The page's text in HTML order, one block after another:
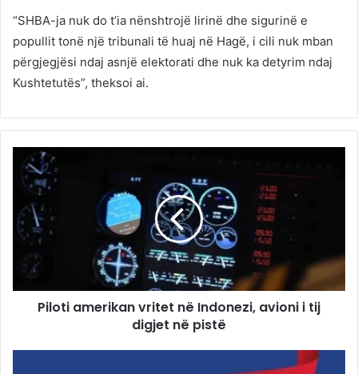
“SHBA-ja nuk do t’ia nënshtrojë lirinë dhe sigurinë e
popullit tonë një tribunali të huaj në Hagë, i cili nuk mban
përgjegjësi ndaj asnjë elektorati dhe nuk ka detyrim ndaj
Kushtetutës”, theksoi ai.
Piloti amerikan vritet në Indonezi, avioni i tij
digjet në pistë